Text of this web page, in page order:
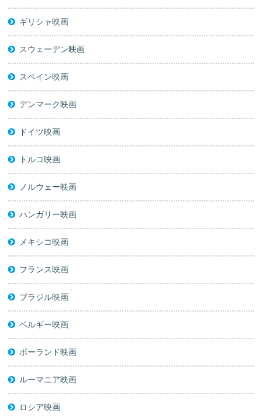
ギリシャ映画
スウェーデン映画
スペイン映画
デンマーク映画
ドイツ映画
トルコ映画
ノルウェー映画
ハンガリー映画
メキシコ映画
フランス映画
ブラジル映画
ベルギー映画
ポーランド映画
ルーマニア映画
ロシア映画